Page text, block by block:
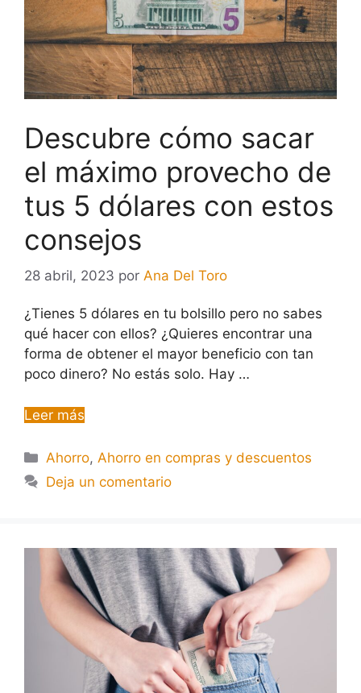
Descubre cómo sacar
el máximo provecho de
tus 5 dólares con estos
consejos
28 abril, 2023 por Ana Del Toro
¿Tienes 5 dólares en tu bolsillo pero no sabes
qué hacer con ellos? ¿Quieres encontrar una
forma de obtener el mayor beneficio con tan
poco dinero? No estás solo. Hay …
Leer más
Ahorro,Ahorro en compras y descuentos
Deja un comentario